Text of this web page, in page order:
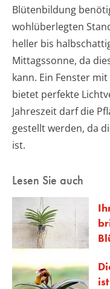
Blütenbildung
wohlüberlegten
heller bis
Mittagssonne, da
kann. Ein Fenster
bietet perfekte
Jahreszeit darf die
gestellt werden, da
ist.
Lesen Sie auch